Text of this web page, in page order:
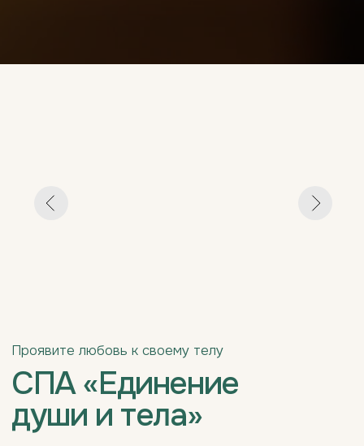
массаж, улучшая лимфодренаж, ускоряя обмен
Записаться на СПА